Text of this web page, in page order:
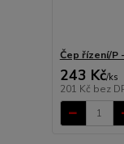
Čep řízení/P
243 Kč/ks
201 Kč bez